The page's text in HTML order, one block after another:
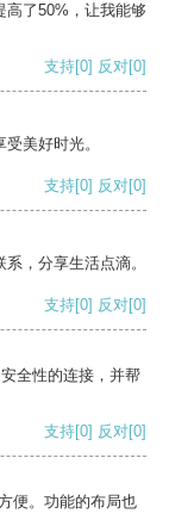
高了50%，让我能够
支持[0] 反对[0]
美好时光。
支持[0] 反对[0]
，分享生活点滴。
支持[0] 反对[0]
全性的连接，并帮
支持[0] 反对[0]
便。功能的布局也